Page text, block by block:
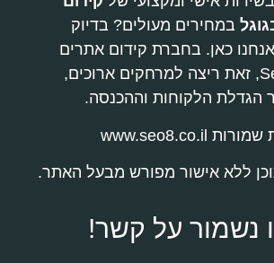
במחירים מעולים? בדיוק
כאן. בחברת קידום אתרים
בגוגל Seo8, זאת ריצה למרחקים ארוכים,
הגדלת הלקוחות וההכנסה.
ללא אישור מפורש מבעל האתר.
נשמור על קשר!